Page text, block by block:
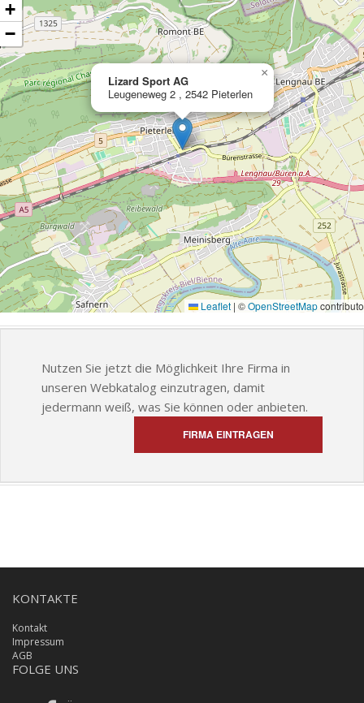
Lizard Sport AG
Leugeneweg 2 , 2542 Pieterlen
×
+
−
Leaflet | ©OpenStreetMap
Nutzen Sie jetzt die Möglichkeit Ihre Firma in
unseren Webkatalog einzutragen, damit
jedermann weiß, was Sie können oder anbieten.
FIRMA EINTRAGEN
KONTAKTE
Kontakt
Impressum
AGB
FOLGE UNS